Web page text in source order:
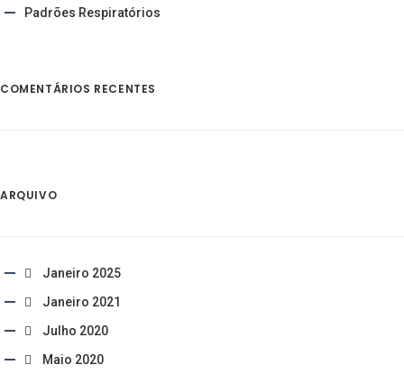
Padrões Respiratórios
COMENTÁRIOS RECENTES
ARQUIVO
Janeiro 2025
Janeiro 2021
Julho 2020
Maio 2020